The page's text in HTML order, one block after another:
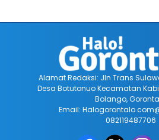
Alamat Redaksi: Jln Trans
Desa Botutonuo Kecamatan
Bolango,
Email:
082119487706